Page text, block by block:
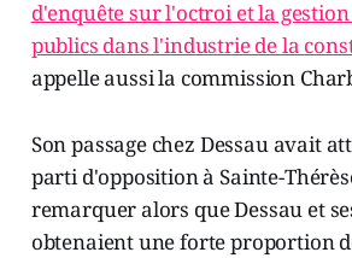
d'enquête sur l'octroi et la
publics dans l'industrie de la
appelle aussi la commission
Son passage chez Dessau avait
parti d'opposition à Sainte-
remarquer alors que Dessau et
obtenaient une forte proportion